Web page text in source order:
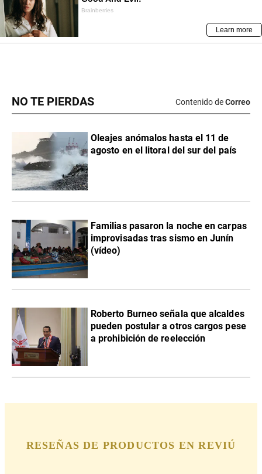
NO TE PIERDAS Contenido deCorreo
Oleajes anómalos hasta el 11 de
agosto en el litoral del sur del país
Familias pasaron la noche en carpas
improvisadas tras sismo en Junín
(vídeo)
Roberto Burneo señala que alcaldes
pueden postular a otros cargos pese
a prohibición de reelección